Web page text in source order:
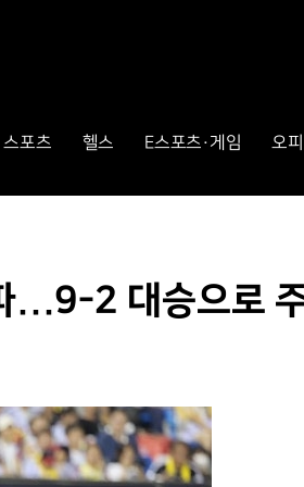
스포츠 헬스 E스포츠·게임 오
...9-2 대승으로